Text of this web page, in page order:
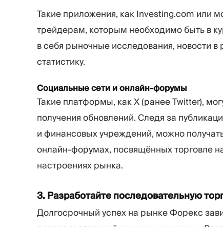
Такие приложения, как Investing.com или
трейдерам, которым необходимо быть в
в себя рыночные исследования, новости
статистику.
Социальные сети и онлайн-форумы
Такие платформы, как X (ранее Twitter),
получения обновлений. Следя за
и финансовых учреждений, можно
онлайн-форумах, посвящённых торговле
настроениях рынка.
3. Разработайте последовательную
Долгосрочный успех на рынке Форекс